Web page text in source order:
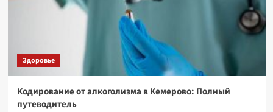
Здоровье
Кодирование от алкоголизма в Кемерово: Полный
путеводитель